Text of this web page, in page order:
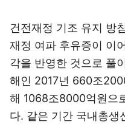
건전재정 기조 유지 방
재정 여파 후유증이 이
각을 반영한 것으로 풀
해인 2017년 660조
해 1068조8000억원으
다. 같은 기간 국내총생